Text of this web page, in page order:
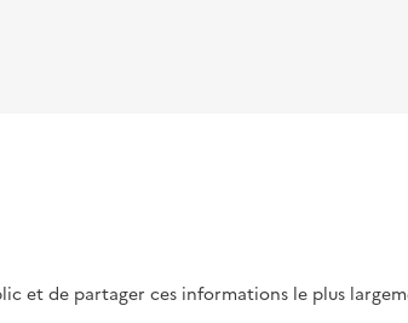
et de partager ces informations le plus